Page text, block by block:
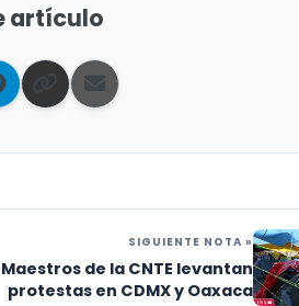
artículo
SIGUIENTE NOTA »
Maestros de la CNTE levantan
protestas en CDMX y Oaxaca